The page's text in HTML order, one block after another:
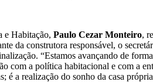
e Habitação, Paulo Cezar Monteiro,
da construtora responsável, o
“Estamos avançando de
com a política habitacional e com a
é a realização do sonho da casa